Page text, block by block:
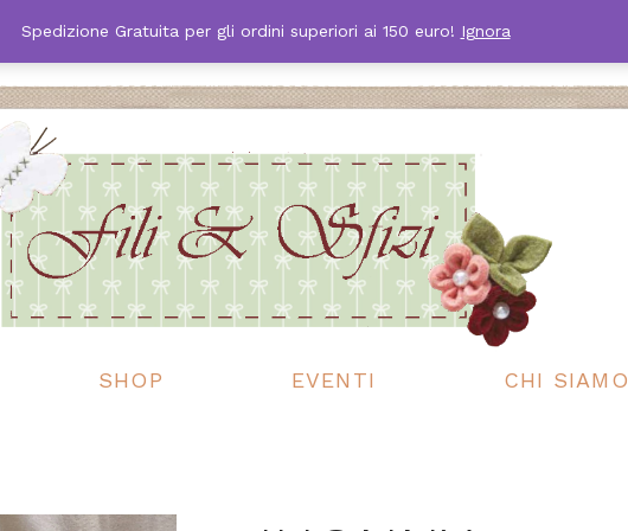
SHOP EVENTI CHI SIAMO
Spedizione Gratuita per gli ordini superiori ai 150 euro! Ignora